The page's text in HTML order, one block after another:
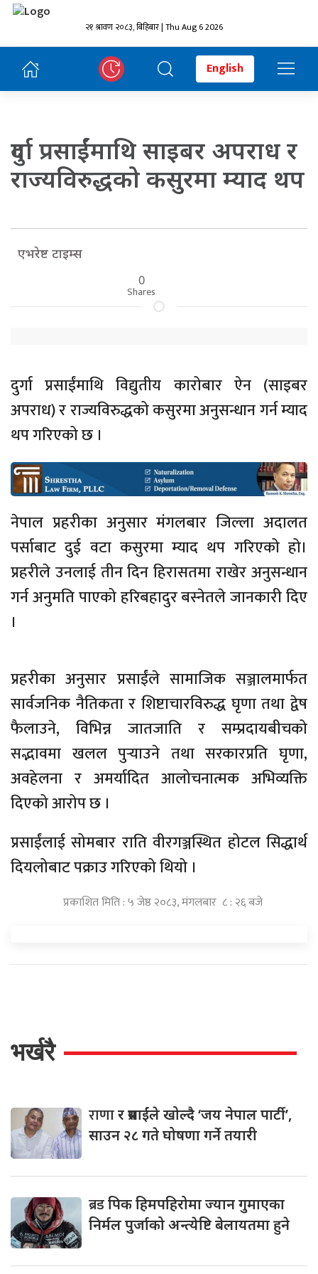
२१ श्रावण २०८३, बिहिबार | Thu Aug 6 2026
English
दुर्गा प्रसाईंमाथि साइबर अपराध र
राज्यविरुद्धको कसुरमा म्याद थप
एभरेष्ट टाइम्स
0
Shares
दुर्गा प्रसाईंमाथि विद्युतीय कारोबार ऐन (साइबर
अपराध) र राज्यविरुद्धको कसुरमा अनुसन्धान गर्न म्याद
थप गरिएको छ ।
नेपाल प्रहरीका अनुसार मंगलबार जिल्ला अदालत
पर्साबाट दुई वटा कसुरमा म्याद थप गरिएको हो।
प्रहरीले उनलाई तीन दिन हिरासतमा राखेर अनुसन्धान
गर्न अनुमति पाएको हरिबहादुर बस्नेतले जानकारी दिए
।
प्रहरीका अनुसार प्रसाईंले सामाजिक सञ्जालमार्फत
सार्वजनिक नैतिकता र शिष्टाचारविरुद्ध घृणा तथा द्वेष
फैलाउने, विभिन्न जातजाति र सम्प्रदायबीचको
सद्भावमा खलल पुर्‍याउने तथा सरकारप्रति घृणा,
अवहेलना र अमर्यादित आलोचनात्मक अभिव्यक्ति
दिएको आरोप छ ।
प्रसाईंलाई सोमबार राति वीरगञ्जस्थित होटल सिद्धार्थ
दियलोबाट पक्राउ गरिएको थियो ।
प्रकाशित मिति : ५ जेष्ठ २०८३, मंगलबार ८ : २६ बजे
भर्खरै
राणार प्रसाईंले खोल्दै ‘जय नेपाल पार्टी’,
साउन २८ गते घोषणा गर्ने तयारी
ब्रडपिक हिमपहिरोमा ज्यान गुमाएका
निर्मल पुर्जाको अन्त्येष्टि बेलायतमा हुने